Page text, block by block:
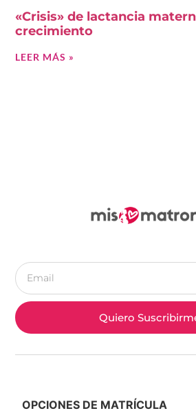
«Crisis» de lactancia
crecimiento
LEER MÁS »
Quiero
OPCIONES DE MATRÍCULA